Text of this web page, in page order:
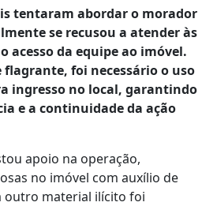
tentaram abordar o morador
se recusou a atender às
acesso da equipe ao imóvel.
flagrante, foi necessário o uso
ingresso no local, garantindo
e a continuidade da ação
apoio na operação,
no imóvel com auxílio de
outro material ilícito foi